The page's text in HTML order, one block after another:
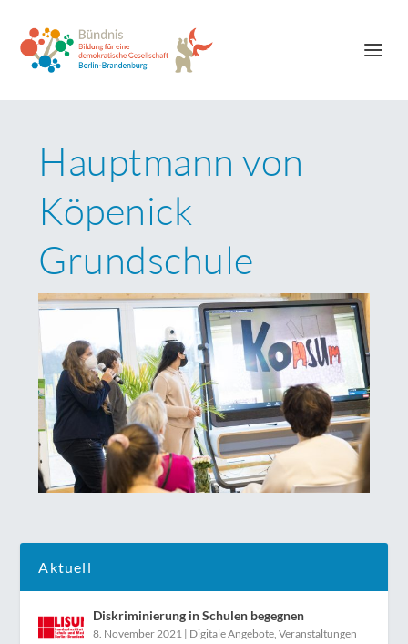
Hauptmann von
Köpenick
Grundschule
Aktuell
Diskriminierung in Schulen begegnen
8. November 2021 | Digitale Angebote,Veranstaltungen